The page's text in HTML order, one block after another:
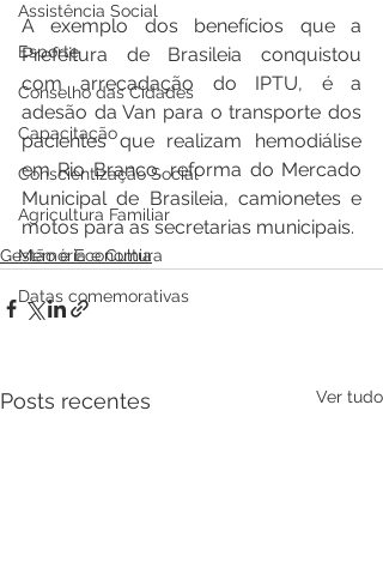
Assistência Social
Esporte
Conselho das Cidades
Capacitação
Conscientização Social
Agricultura Familiar
Memória e Cultura
Datas comemorativas
A exemplo dos benefícios que a
Prefeitura de Brasileia conquistou
com arrecadação do IPTU, é a
adesão da Van para o transporte dos
pacientes que realizam hemodiálise
em Rio Branco, reforma do Mercado
Municipal de Brasileia, camionetes e
motos para as secretarias municipais.
Gestão e Economia
Posts recentes Ver tudo